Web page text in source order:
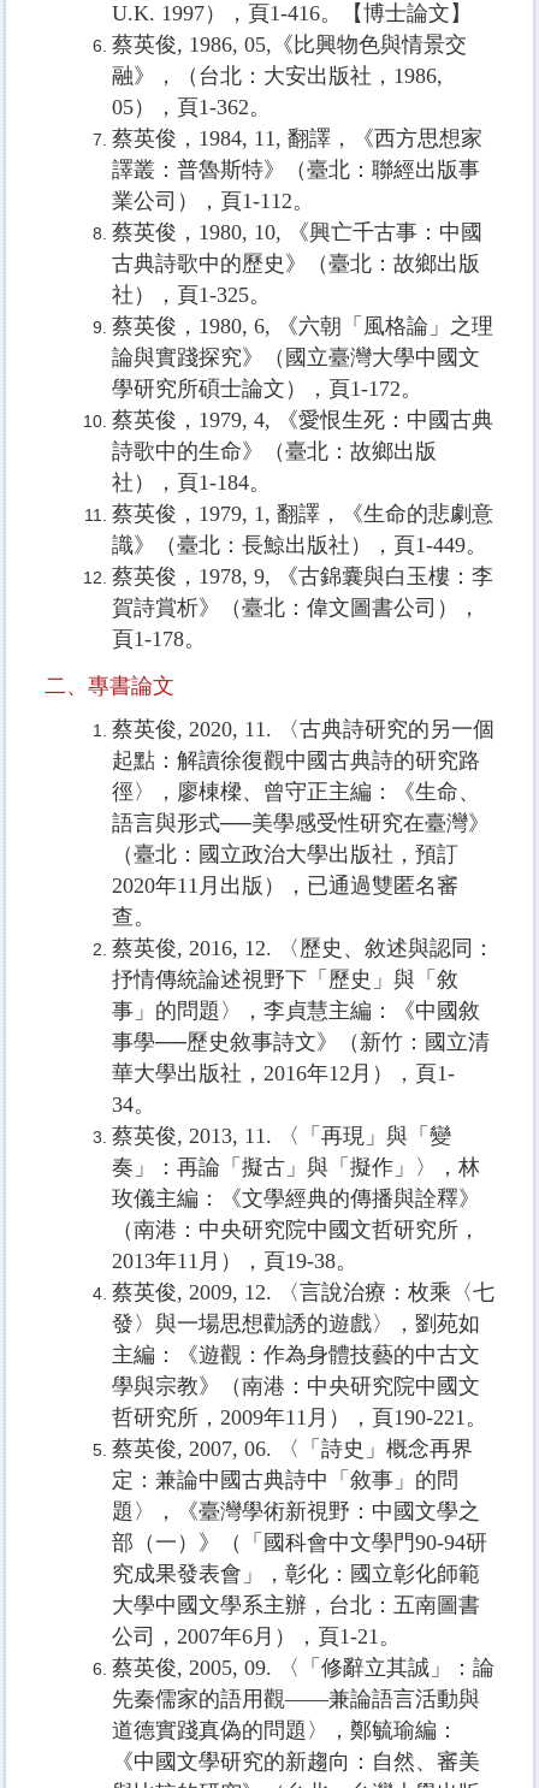
U.K. 1997），頁1-416。【博士論文】
蔡英俊, 1986, 05, 《比興物色與情景交
融》，（台北：大安出版社， 1986,
05），頁1-362。
蔡英俊， 1984, 11, 翻譯，《西方思想家
譯叢：普魯斯特》（臺北：聯經出版事
業公司），頁1-112。
蔡英俊， 1980, 10,
《興亡千古事：中國
古典詩歌中的歷史》（臺北：故鄉出版
社），頁1-325。
蔡英俊， 1980, 6,
《六朝「風格論」之理
論與實踐探究》（國立臺灣大學中國文
學研究所碩士論文），頁1-172。
蔡英俊， 1979, 4,
《愛恨生死：中國古典
詩歌中的生命》（臺北：故鄉出版
社），頁1-184。
蔡英俊， 1979, 1, 翻譯，《生命的悲劇意
識》（臺北：長鯨出版社），頁1-449。
蔡英俊， 1978, 9,
《古錦囊與白玉樓：李
賀詩賞析》（臺北：偉文圖書公司），
頁1-178。
二、專書論文
蔡英俊, 2020, 11. 〈古典詩研究的另一個
起點：解讀徐復觀中國古典詩的研究路
徑〉，廖棟樑、曾守正主編：《生命、
語言與形式──美學感受性研究在臺灣》
（臺北：國立政治大學出版社，預訂
2020年11月出版），已通過雙匿名審
查。
蔡英俊, 2016, 12.
〈歷史、敘述與認同：
抒情傳統論述視野下「歷史」與「敘
事」的問題〉，李貞慧主編：《中國敘
事學──歷史敘事詩文》（新竹：國立清
華大學出版社， 2016年12 月），頁1-
34。
蔡英俊, 2013, 11.
〈「再現」與「變
奏」：再論「擬古」與「擬作」〉，林
玫儀主編：《文學經典的傳播與詮釋》
（南港：中央研究院中國文哲研究所，
2013年11 月），頁19-38。
蔡英俊, 2009, 12.
〈言說治療：枚乘〈七
發〉與一場思想勸誘的遊戲〉，劉苑如
主編：《遊觀：作為身體技藝的中古文
學與宗教》（南港：中央研究院中國文
哲研究所， 2009年11 月），頁190-221。
蔡英俊, 2007, 06.
〈「詩史」概念再界
定：兼論中國古典詩中「敘事」的問
題〉，《臺灣學術新視野：中國文學之
部（一）》（「國科會中文學門90-94研
究成果發表會」，彰化：國立彰化師範
大學中國文學系主辦，台北：五南圖書
公司， 2007年6月），頁1-21。
蔡英俊, 2005, 09.
〈「修辭立其誠」：論
先秦儒家的語用觀——兼論語言活動與
道德實踐真偽的問題〉，鄭毓瑜編：
《中國文學研究的新趨向：自然、審美